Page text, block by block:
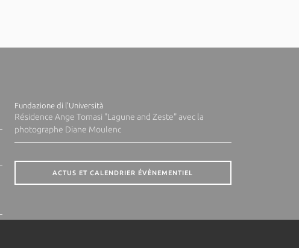
Fundazione di l'Università
Résidence Ange Tomasi "Lagune and Zeste" avec la
photographe Diane Moulenc
ACTUS ET CALENDRIER ÉVÈNEMENTIEL